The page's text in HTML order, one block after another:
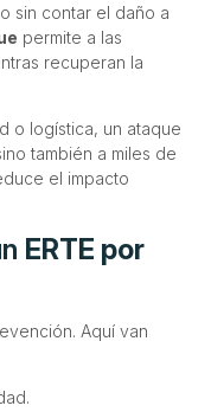
sin contar el daño a
permite a las
recuperan la
o logística, un ataque
también a miles de
el impacto
ERTE por
Aquí van